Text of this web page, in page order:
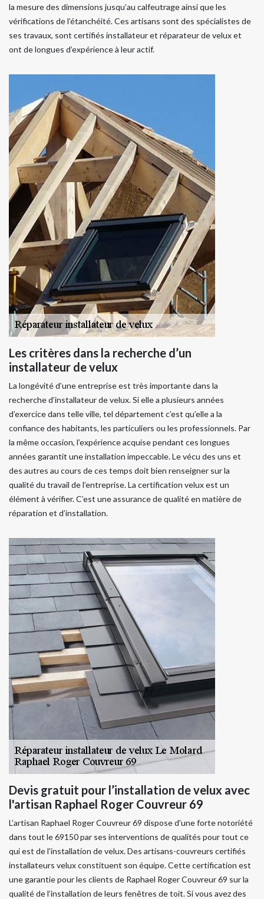
la mesure des dimensions jusqu’au calfeutrage ainsi que les
vérifications de l’étanchéité. Ces artisans sont des spécialistes de
ses travaux, sont certifiés installateur et réparateur de velux et
ont de longues d’expérience à leur actif.
Les critères dans la recherche d’un
installateur de velux
La longévité d’une entreprise est très importante dans la
recherche d’installateur de velux. Si elle a plusieurs années
d’exercice dans telle ville, tel département c’est qu’elle a la
confiance des habitants, les particuliers ou les professionnels. Par
la même occasion, l’expérience acquise pendant ces longues
années garantit une installation impeccable. Le vécu des uns et
des autres au cours de ces temps doit bien renseigner sur la
qualité du travail de l’entreprise. La certification velux est un
élément à vérifier. C’est une assurance de qualité en matière de
réparation et d’installation.
Devis gratuit pour l’installation de velux avec
l'artisan Raphael Roger Couvreur 69
L’artisan Raphael Roger Couvreur 69 dispose d'une forte notoriété
dans tout le 69150 par ses interventions de qualités pour tout ce
qui est de l'installation de velux. Des artisans-couvreurs certifiés
installateurs velux constituent son équipe. Cette certification est
une garantie pour les clients de Raphael Roger Couvreur 69 sur la
qualité de l’installation de leurs fenêtres de toit. Si vous avez des